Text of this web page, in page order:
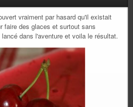
vraiment par hasard qu'il existait
faire des glaces et surtout sans
dans l'aventure et voila le résultat.